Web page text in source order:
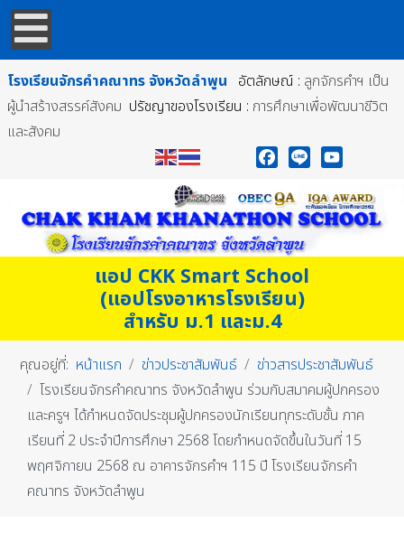
โรงเรียนจักรคำคณาทร จังหวัดลำพูน อัตลักษณ์ : ลูกจักรคำฯ เป็น
ผู้นำสร้างสรรค์สังคม ปรัชญาของโรงเรียน : การศึกษาเพื่อพัฒนาชีวิต
และสังคม
แอป CKK Smart School
(แอปโรงอาหารโรงเรียน)
สำหรับ ม.1 และม.4
คุณอยู่ที่: หน้าแรก ข่าวประชาสัมพันธ์
ข่าวสารประชาสัมพันธ์
โรงเรียนจักรคำคณาทร จังหวัดลำพูน ร่วมกับสมาคมผู้ปกครอง
และครูฯ ได้กำหนดจัดประชุมผู้ปกครองนักเรียนทุกระดับชั้น ภาค
เรียนที่ 2 ประจำปีการศึกษา 2568 โดยกำหนดจัดขึ้นในวันที่ 15
พฤศจิกายน 2568 ณ อาคารจักรคำฯ 115 ปี โรงเรียนจักรคำ
คณาทร จังหวัดลำพูน